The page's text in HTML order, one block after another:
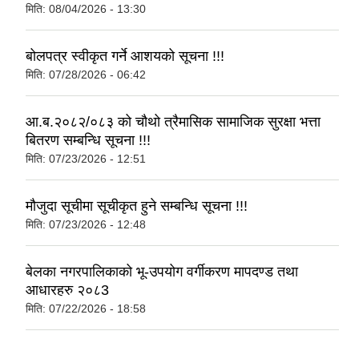
मिति: 08/04/2026 - 13:30
बोलपत्र स्वीकृत गर्ने आशयको सूचना !!!
मिति: 07/28/2026 - 06:42
आ.ब.२०८२/०८३ को चौथो त्रैमासिक सामाजिक सुरक्षा भत्ता
बितरण सम्बन्धि सूचना !!!
मिति: 07/23/2026 - 12:51
मौजुदा सूचीमा सूचीकृत हुने सम्बन्धि सूचना !!!
मिति: 07/23/2026 - 12:48
बेलका नगरपालिकाको भू-उपयोग वर्गीकरण मापदण्ड तथा
आधारहरु २०८3
मिति: 07/22/2026 - 18:58